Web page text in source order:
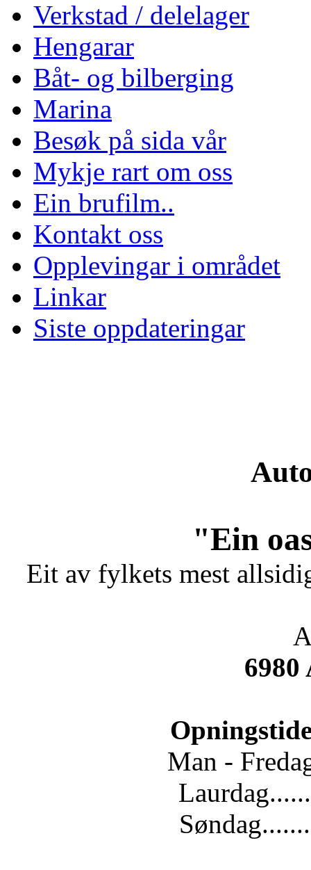
Verkstad / delelager
Hengarar
Båt- og bilberging
Marina
Besøk på sida vår
Mykje rart om oss
Ein brufilm..
Kontakt oss
Opplevingar i området
Linkar
Siste oppdateringar
"Ein
Eit av fylkets mest
Man -